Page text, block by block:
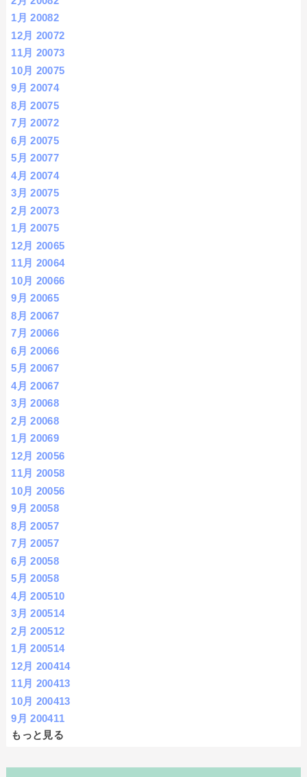
1月 20082
12月 20072
11月 20073
10月 20075
9月 20074
8月 20075
7月 20072
6月 20075
5月 20077
4月 20074
3月 20075
2月 20073
1月 20075
12月 20065
11月 20064
10月 20066
9月 20065
8月 20067
7月 20066
6月 20066
5月 20067
4月 20067
3月 20068
2月 20068
1月 20069
12月 20056
11月 20058
10月 20056
9月 20058
8月 20057
7月 20057
6月 20058
5月 20058
4月 200510
3月 200514
2月 200512
1月 200514
12月 200414
11月 200413
10月 200413
9月 200411
もっと見る